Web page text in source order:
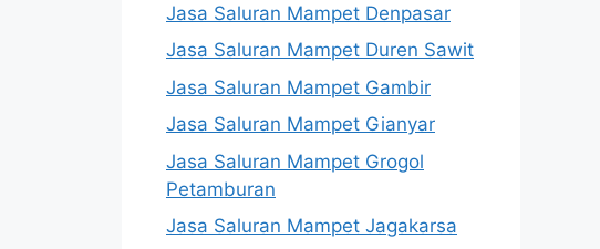
Jasa Saluran Mampet Denpasar
Jasa Saluran Mampet Duren Sawit
Jasa Saluran Mampet Gambir
Jasa Saluran Mampet Gianyar
Jasa Saluran Mampet Grogol
Petamburan
Jasa Saluran Mampet Jagakarsa